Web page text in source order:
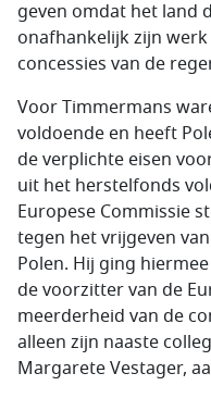
geven omdat het land
onafhankelijk zijn
concessies van de
Voor Timmermans
voldoende en heeft
de verplichte eisen
uit het herstelfonds
Europese Commissie
tegen het vrijgeven
Polen. Hij ging
de voorzitter van de
meerderheid van de
alleen zijn naaste
Margarete Vestager,